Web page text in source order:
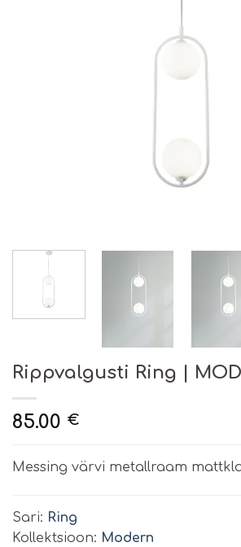
Rippvalgusti Ring |
85.00 €
Messing värvi metallraam
Sari: Ring
Kollektsioon: Modern